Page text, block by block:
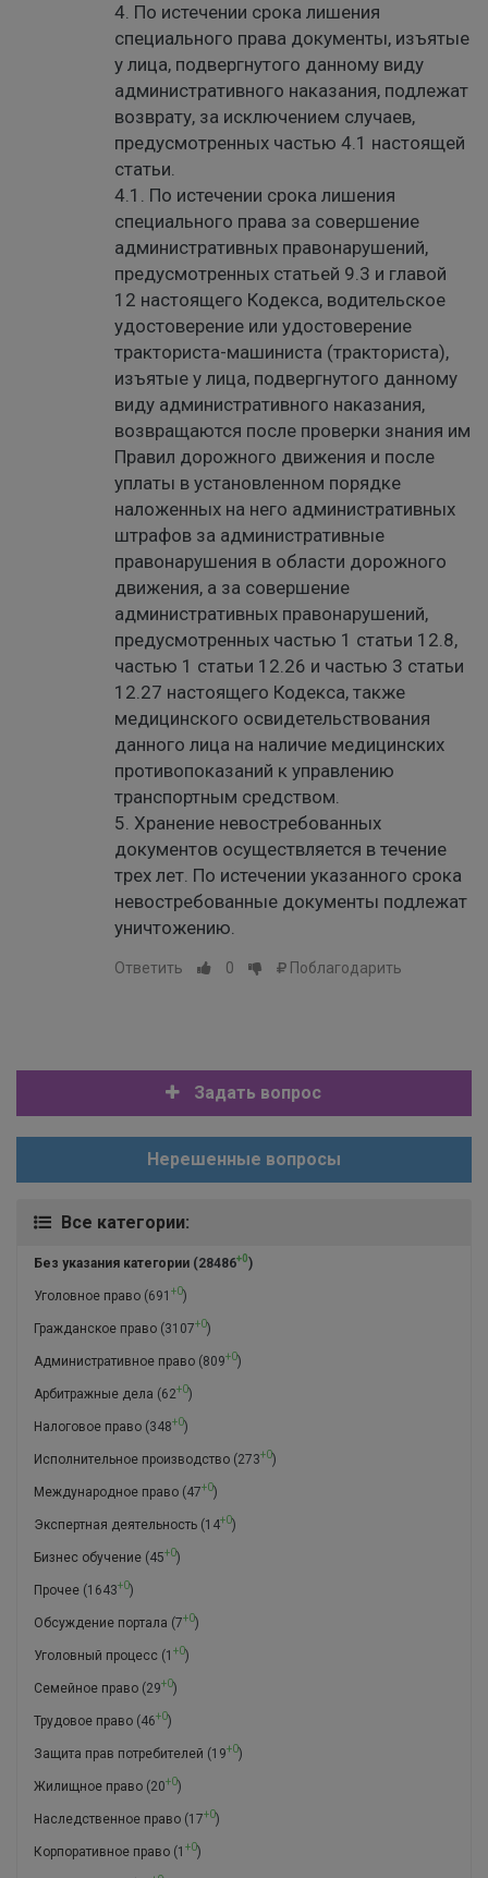
4. По истечении срока лишения
специального права документы, изъятые
у лица, подвергнутого данному виду
административного наказания, подлежат
возврату, за исключением случаев,
предусмотренных частью 4.1 настоящей
статьи.
4.1. По истечении срока лишения
специального права за совершение
административных правонарушений,
предусмотренных статьей 9.3 и главой
12 настоящего Кодекса, водительское
удостоверение или удостоверение
тракториста-машиниста (тракториста),
изъятые у лица, подвергнутого данному
виду административного наказания,
возвращаются после проверки знания им
Правил дорожного движения и после
уплаты в установленном порядке
наложенных на него административных
штрафов за административные
правонарушения в области дорожного
движения, а за совершение
административных правонарушений,
предусмотренных частью 1 статьи 12.8,
частью 1 статьи 12.26 и частью 3 статьи
12.27 настоящего Кодекса, также
медицинского освидетельствования
данного лица на наличие медицинских
противопоказаний к управлению
транспортным средством.
5. Хранение невостребованных
документов осуществляется в течение
трех лет. По истечении указанного срока
невостребованные документы подлежат
уничтожению.
Ответить 0 Поблагодарить
Задать вопрос
Нерешенные вопросы
Все категории:
Без указания категории (28486+0)
Уголовное право (691 +0)
Гражданское право (3107+0)
Административное право (809+0)
Арбитражные дела (62+0)
Налоговое право (348+0)
Исполнительное производство (273+0)
Международное право (47+0)
Экспертная деятельность (14+0)
Бизнес обучение (45+0)
Прочее (1643+0)
Обсуждение портала (7+0)
Уголовный процесс (1 +0)
Семейное право (29+0)
Трудовое право (46+0)
Защита прав потребителей (19+0)
Жилищное право (20+0)
Наследственное право (17+0)
Корпоративное право (1 +0)